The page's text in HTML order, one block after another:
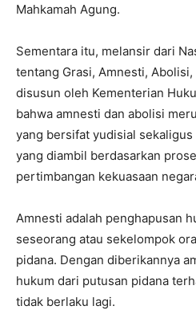
Mahkamah Agung.
Sementara itu, melansir dari
tentang Grasi, Amnesti,
disusun oleh Kementerian
bahwa amnesti dan abolisi
yang bersifat yudisial
yang diambil berdasarkan
pertimbangan kekuasaan
Amnesti adalah penghapusan
seseorang atau sekelompok
pidana. Dengan diberikannya
hukum dari putusan pidana
tidak berlaku lagi.